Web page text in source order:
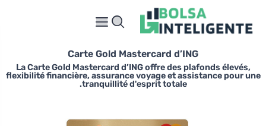
Carte Gold Mastercard d’ING
La Carte Gold Mastercard d’ING offre des plafonds élevés,
flexibilité financière, assurance voyage et assistance pour une
tranquillité d'esprit totale.